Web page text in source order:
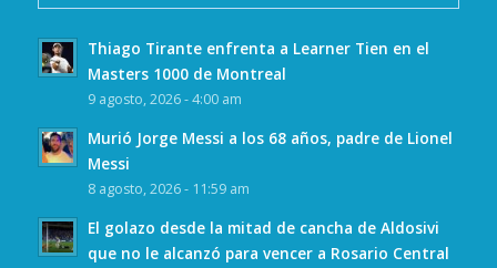
Thiago Tirante enfrenta a Learner Tien en el
Masters 1000 de Montreal
9 agosto, 2026 - 4:00 am
Murió Jorge Messi a los 68 años, padre de Lionel
Messi
8 agosto, 2026 - 11:59 am
El golazo desde la mitad de cancha de Aldosivi
que no le alcanzó para vencer a Rosario Central